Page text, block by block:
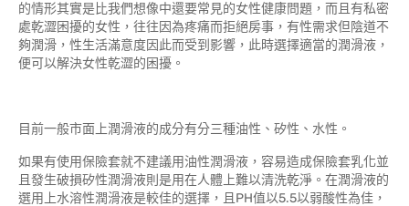
的情形其實是比我們想像中還要常見的女性健康問題，而且有私密
處乾澀困擾的女性，往往因為疼痛而拒絕房事，有性需求但陰道不
夠潤滑，性生活滿意度因此而受到影響，此時選擇適當的潤滑液，
便可以解決女性乾澀的困擾。
目前一般市面上潤滑液的成分有分三種油性、矽性、水性。
如果有使用保險套就不建議用油性潤滑液，容易造成保險套乳化並
且發生破損矽性潤滑液則是用在人體上難以清洗乾淨。在潤滑液的
選用上水溶性潤滑液是較佳的選擇，且PH值以5.5以弱酸性為佳，